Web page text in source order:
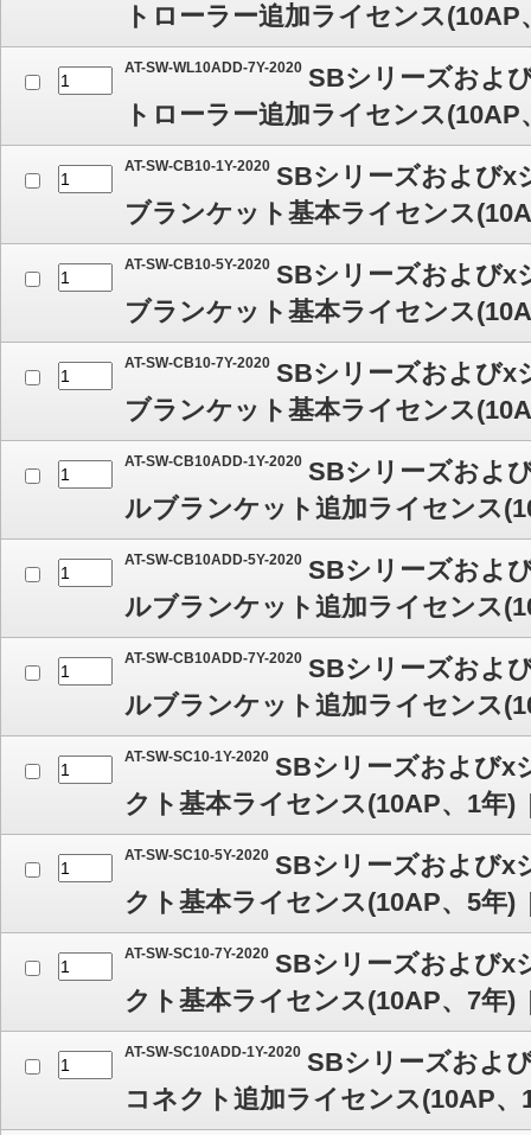
トローラー追加ライセンス(10AP
AT-SW-WL10ADD-7Y-2020 SBシリーズおよ
トローラー追加ライセンス(10AP
AT-SW-CB10-1Y-2020 SBシリーズおよびx
ブランケット基本ライセンス
AT-SW-CB10-5Y-2020 SBシリーズおよびx
ブランケット基本ライセンス
AT-SW-CB10-7Y-2020 SBシリーズおよびx
ブランケット基本ライセンス
AT-SW-CB10ADD-1Y-2020 SBシリーズおよ
ルブランケット追加ライセンス
AT-SW-CB10ADD-5Y-2020 SBシリーズおよ
ルブランケット追加ライセンス
AT-SW-CB10ADD-7Y-2020 SBシリーズおよ
ルブランケット追加ライセンス
AT-SW-SC10-1Y-2020 SBシリーズおよびx
クト基本ライセンス(10AP、1年)
AT-SW-SC10-5Y-2020 SBシリーズおよびx
クト基本ライセンス(10AP、5年)
AT-SW-SC10-7Y-2020 SBシリーズおよびx
クト基本ライセンス(10AP、7年)
AT-SW-SC10ADD-1Y-2020 SBシリーズおよ
コネクト追加ライセンス(10AP、